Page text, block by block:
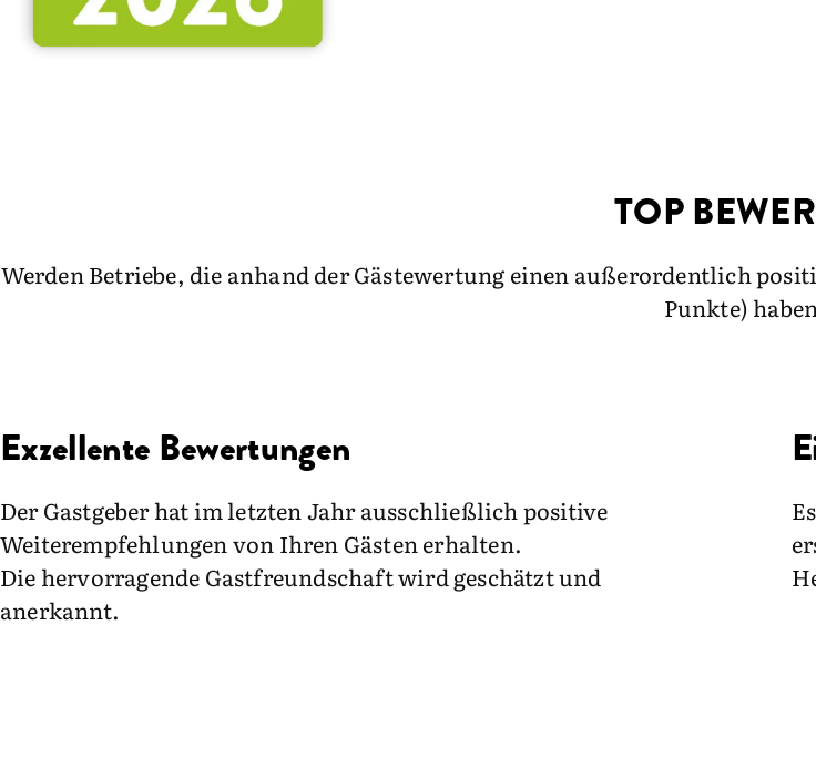
TOP
Werden Betriebe, die anhand der Gästewertung einen außerordentlich
Punkte)
Exzellente Bewertungen
Der Gastgeber hat im letzten Jahr ausschließlich positive
Weiterempfehlungen von Ihren Gästen erhalten.
Die hervorragende Gastfreundschaft wird geschätzt und
anerkannt.